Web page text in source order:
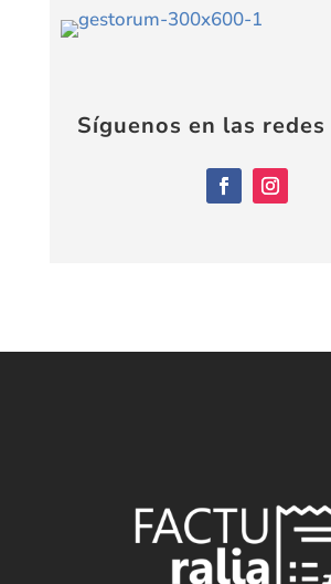
Síguenos en las